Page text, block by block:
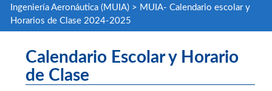
Ingeniería Aeronáutica (MUIA)> MUIA- Calendario escolar y
Horarios de Clase 2024-2025
Calendario Escolar y Horario
de Clase